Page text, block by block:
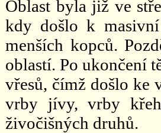
Oblast byla již ve
kdy došlo k
menších kopců.
oblastí. Po ukončení
vřesů, čímž došlo ke
vrby jívy, vrby
živočišných druhů.